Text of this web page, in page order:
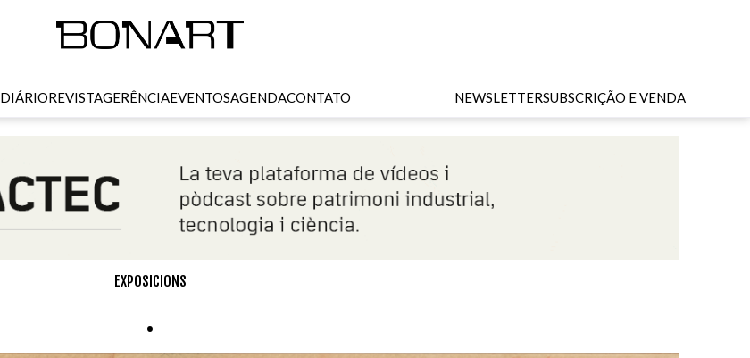
DIÁRIOREVISTAGERÊNCIAEVENTOSAGENDACONTATO NEWSLETTERSUBSCRIÇÃO E VENDA
EXPOSICIONS
.